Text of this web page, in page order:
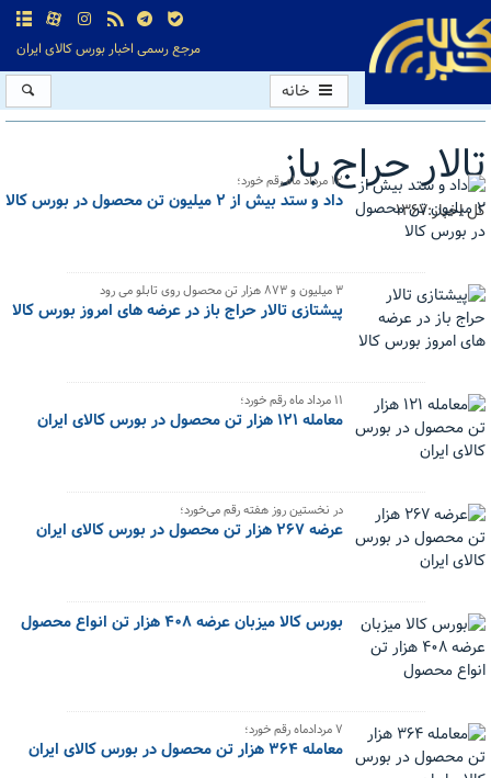
مرجع رسمی اخبار بورس کالای ایران
خانه
تالار حراج باز
کل اخبار:1367
۱۲ مرداد ماه رقم خورد؛
داد و ستد بیش از ۲ میلیون تن محصول در بورس کالا
۳ میلیون و ۸۷۳ هزار تن محصول روی تابلو می رود
پیشتازی تالار حراج باز در عرضه های امروز بورس کالا
11 مرداد ماه رقم خورد؛
معامله ۱۲۱ هزار تن محصول در بورس کالای ایران
در نخستین روز هفته رقم می‌خورد؛
عرضه ۲۶۷ هزار تن محصول در بورس کالای ایران
بورس کالا میزبان عرضه ۴۰۸ هزار تن انواع محصول
۷ مردادماه رقم خورد؛
معامله ۳۶۴ هزار تن محصول در بورس کالای ایران